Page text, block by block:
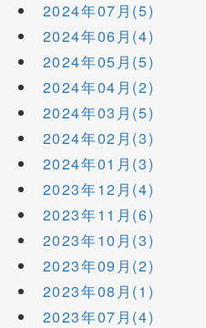
2024年07月(5)
2024年06月(4)
2024年05月(5)
2024年04月(2)
2024年03月(5)
2024年02月(3)
2024年01月(3)
2023年12月(4)
2023年11月(6)
2023年10月(3)
2023年09月(2)
2023年08月(1)
2023年07月(4)